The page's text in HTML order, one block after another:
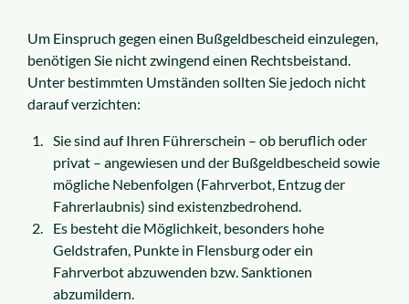
Um Einspruch gegen einen Bußgeldbescheid einzulegen,
benötigen Sie nicht zwingend einen Rechtsbeistand.
Unter bestimmten Umständen sollten Sie jedoch nicht
darauf verzichten:
Sie sind auf Ihren Führerschein – ob beruflich oder
privat – angewiesen und der Bußgeldbescheid sowie
mögliche Nebenfolgen (Fahrverbot, Entzug der
Fahrerlaubnis) sind existenzbedrohend.
Es besteht die Möglichkeit, besonders hohe
Geldstrafen, Punkte in Flensburg oder ein
Fahrverbot abzuwenden bzw. Sanktionen
abzumildern.